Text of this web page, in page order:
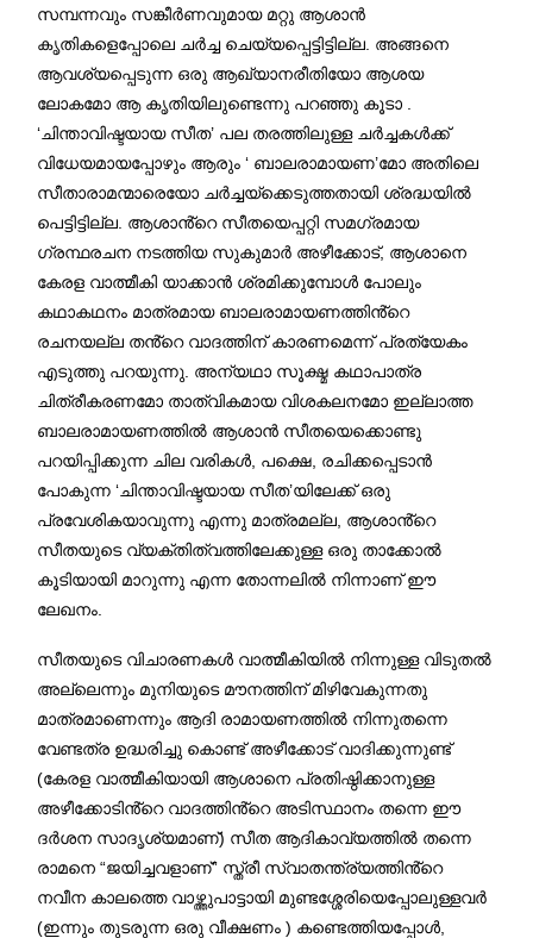
സമ്പന്നവും സങ്കീർണവുമായ മറ്റു ആശാൻ
കൃതികളെപ്പോലെ ചർച്ച ചെയ്യപ്പെട്ടിട്ടില്ല. അങ്ങനെ
ആവശ്യപ്പെടുന്ന ഒരു ആഖ്യാനരീതിയോ ആശയ
ലോകമോ ആ കൃതിയിലുണ്ടെന്നു പറഞ്ഞു കൂടാ .
‘ചിന്താവിഷ്ടയായ സീത’ പല തരത്തിലുള്ള ചർച്ചകൾക്ക്
വിധേയമായപ്പോഴും ആരും ‘ ബാലരാമായണ’മോ അതിലെ
സീതാരാമന്മാരെയോ ചർച്ചയ്ക്കെടുത്തതായി ശ്രദ്ധയിൽ
പെട്ടിട്ടില്ല. ആശാൻ്റെ സീതയെപ്പറ്റി സമഗ്രമായ
ഗ്രന്ഥരചന നടത്തിയ സുകുമാർ അഴീക്കോട്, ആശാനെ
കേരള വാത്മീകി യാക്കാൻ ശ്രമിക്കുമ്പോൾ പോലും
കഥാകഥനം മാത്രമായ ബാലരാമായണത്തിൻ്റെ
രചനയല്ല തൻ്റെ വാദത്തിന് കാരണമെന്ന് പ്രത്യേകം
എടുത്തു പറയുന്നു. അന്യഥാ സൂക്ഷ്മ കഥാപാത്ര
ചിത്രീകരണമോ താത്വികമായ വിശകലനമോ ഇല്ലാത്ത
ബാലരാമായണത്തിൽ ആശാൻ സീതയെക്കൊണ്ടു
പറയിപ്പിക്കുന്ന ചില വരികൾ, പക്ഷെ, രചിക്കപ്പെടാൻ
പോകുന്ന ‘ചിന്താവിഷ്ടയായ സീത’യിലേക്ക് ഒരു
പ്രവേശികയാവുന്നു എന്നു മാത്രമല്ല, ആശാൻ്റെ
സീതയുടെ വ്യക്തിത്വത്തിലേക്കുള്ള ഒരു താക്കോൽ
കൂടിയായി മാറുന്നു എന്ന തോന്നലിൽ നിന്നാണ് ഈ
ലേഖനം.
സീതയുടെ വിചാരണകൾ വാത്മീകിയിൽ നിന്നുള്ള വിടുതൽ
അല്ലെന്നും മുനിയുടെ മൗനത്തിന് മിഴിവേകുന്നതു
മാത്രമാണെന്നും ആദി രാമായണത്തിൽ നിന്നുതന്നെ
വേണ്ടത്ര ഉദ്ധരിച്ചു കൊണ്ട് അഴീക്കോട് വാദിക്കുന്നുണ്ട്
(കേരള വാത്മീകിയായി ആശാനെ പ്രതിഷ്ഠിക്കാനുള്ള
അഴീക്കോടിൻ്റെ വാദത്തിൻ്റെ അടിസ്ഥാനം തന്നെ ഈ
ദർശന സാദൃശ്യമാണ്) സീത ആദികാവ്യത്തിൽ തന്നെ
രാമനെ “ജയിച്ചവളാണ്” സ്ത്രീ സ്വാതന്ത്ര്യത്തിൻ്റെ
നവീന കാലത്തെ വാഴ്ത്തുപാട്ടായി മുണ്ടശ്ശേരിയെപ്പോലുള്ളവർ
(ഇന്നും തുടരുന്ന ഒരു വീക്ഷണം ) കണ്ടെത്തിയപ്പോൾ,